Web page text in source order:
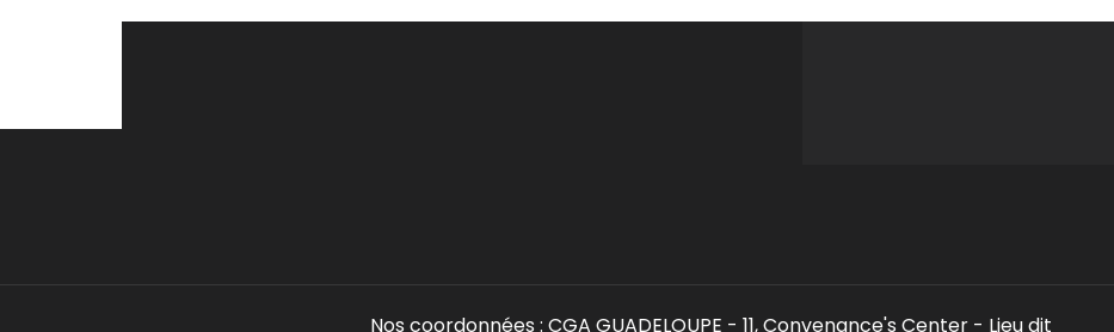
Nos coordonnées : CGA GUADELOUPE - 11, Convenance's Center - Lieu dit